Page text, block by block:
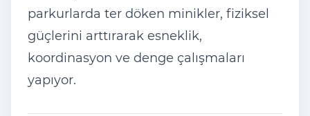
parkurlarda ter döken minikler, fiziksel
güçlerini arttırarak esneklik,
koordinasyon ve denge çalışmaları
yapıyor.